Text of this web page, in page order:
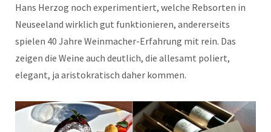
Hans Herzog noch experimentiert, welche Rebsorten in
Neuseeland wirklich gut funktionieren, andererseits
spielen 40 Jahre Weinmacher-Erfahrung mit rein. Das
zeigen die Weine auch deutlich, die allesamt poliert,
elegant, ja aristokratisch daher kommen.